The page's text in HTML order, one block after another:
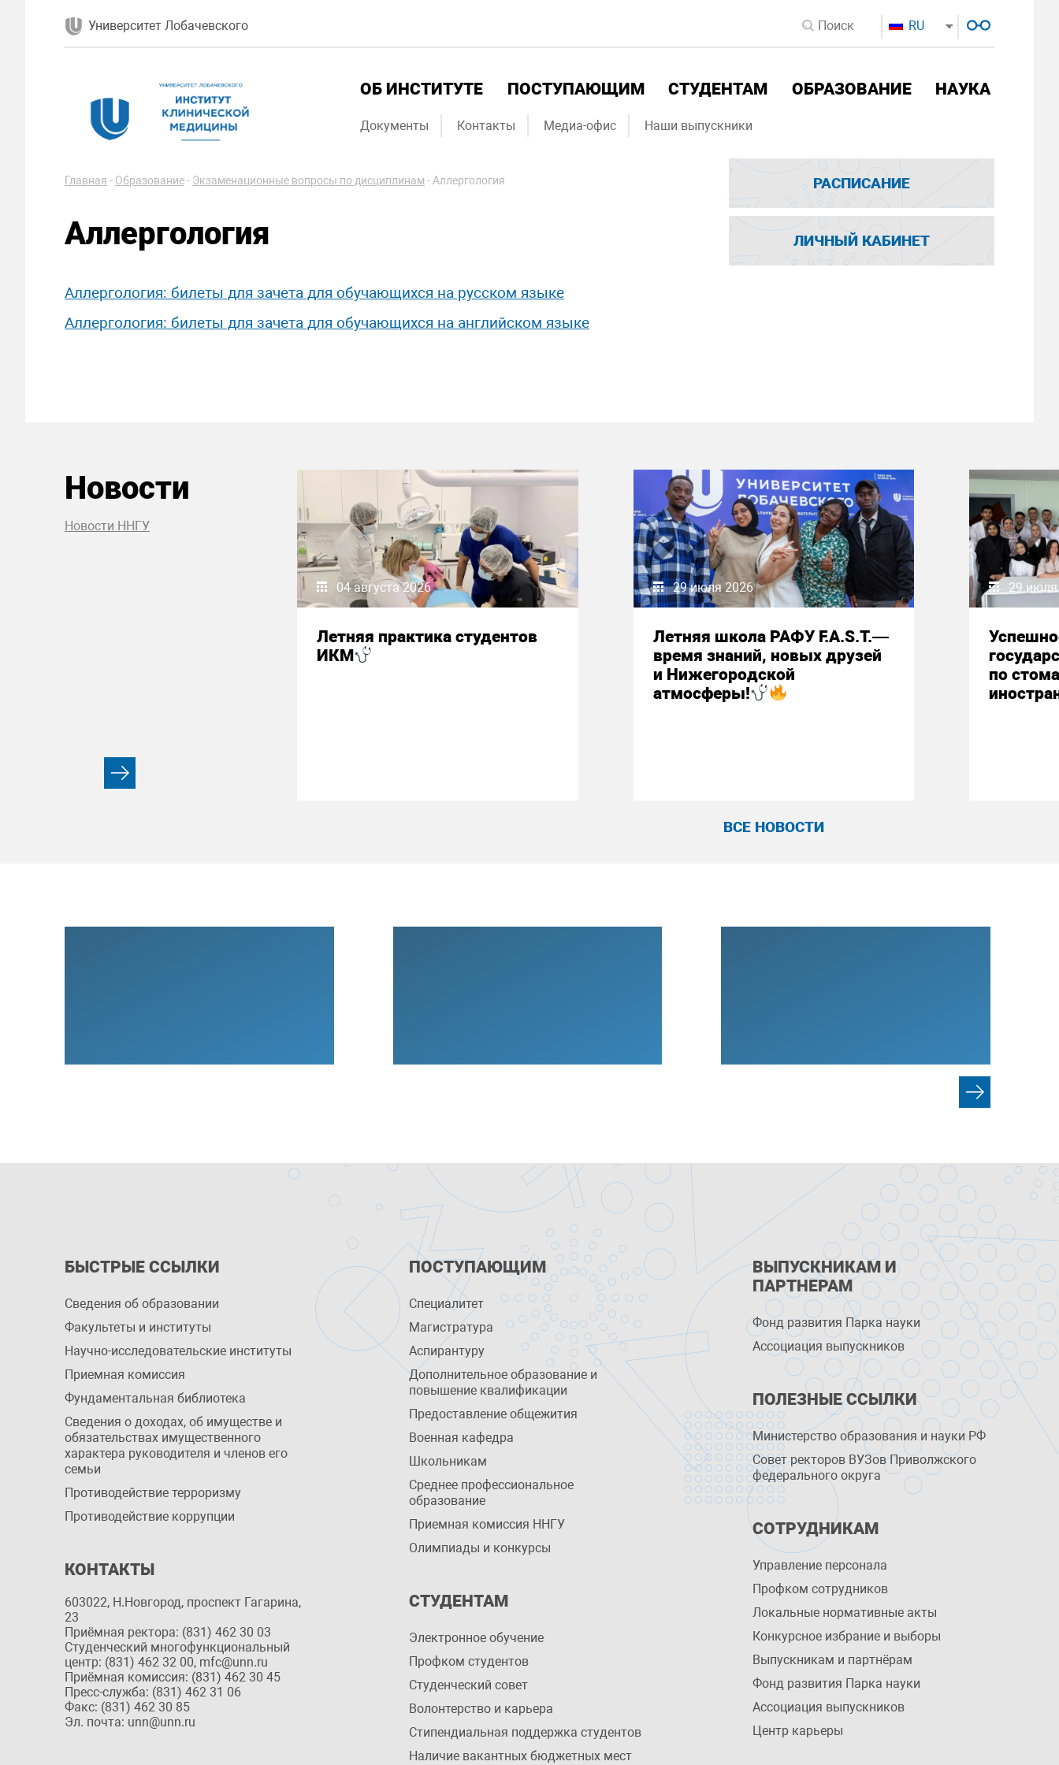
Университет Лобачевского RU
ОБ ИНСТИТУТЕ ПОСТУПАЮЩИМ СТУДЕНТАМ ОБРАЗОВАНИЕ НАУКА
Документы Контакты Медиа-офис Наши выпускники
Главная - Образование- Экзаменационные вопросы по дисциплинам -Аллергология
Аллергология
Аллергология: билеты для зачета для обучающихся на русском языке
Аллергология: билеты для зачета для обучающихся на английском языке
РАСПИСАНИЕ
ЛИЧНЫЙ КАБИНЕТ
Новости
Новости ННГУ
04 августа 2026
Летняя практика студентов
ИКМ
29 июля 2026
Летняя школа РАФУ F.A.S.T.—
время знаний, новых друзей
и Нижегородской
атмосферы!
29
по
ВСЕ НОВОСТИ
БЫСТРЫЕ ССЫЛКИ
Сведения об образовании
Факультеты и институты
Научно-исследовательские институты
Приемная комиссия
Фундаментальная библиотека
Сведения о доходах, об имуществе и
обязательствах имущественного
характера руководителя и членов его
семьи
Противодействие терроризму
Противодействие коррупции
КОНТАКТЫ
603022, Н.Новгород, проспект Гагарина,
23
Приёмная ректора: (831) 462 30 03
Студенческий многофункциональный
центр: (831) 462 32 00, mfc@unn.ru
Приёмная комиссия: (831) 462 30 45
Пресс-служба: (831) 462 31 06
Факс: (831) 462 30 85
Эл. почта: unn@unn.ru
ПОСТУПАЮЩИМ
Специалитет
Магистратура
Аспирантуру
Дополнительное образование и
повышение квалификации
Предоставление общежития
Военная кафедра
Школьникам
Среднее профессиональное
образование
Приемная комиссия ННГУ
Олимпиады и конкурсы
СТУДЕНТАМ
Электронное обучение
Профком студентов
Студенческий совет
Волонтерство и карьера
Стипендиальная поддержка студентов
Наличие вакантных бюджетных мест
ВЫПУСКНИКАМ И
ПАРТНЕРАМ
Фонд развития Парка науки
Ассоциация выпускников
ПОЛЕЗНЫЕ ССЫЛКИ
Министерство образования и науки РФ
Совет ректоров ВУЗов Приволжского
федерального округа
СОТРУДНИКАМ
Управление персоналa
Профком сотрудников
Локальные нормативные акты
Конкурсное избрание и выборы
Выпускникам и партнёрам
Фонд развития Парка науки
Ассоциация выпускников
Центр карьеры